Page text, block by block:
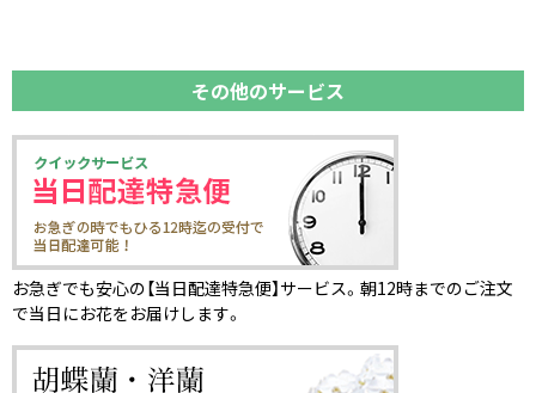
その他のサービス
お急ぎでも安心の【当日配達特急便】サービス。朝12時までのご注文
で当日にお花をお届けします。